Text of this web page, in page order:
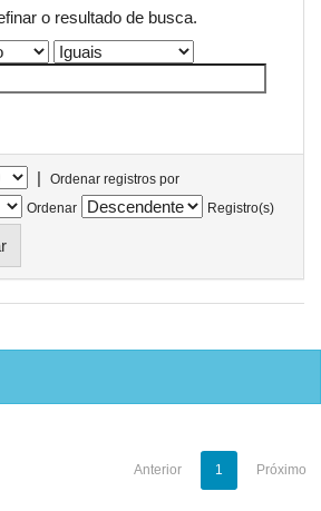
o resultado de busca.
|
Ordenar registros por
Ordenar
Registro(s)
Anterior 1 Próximo